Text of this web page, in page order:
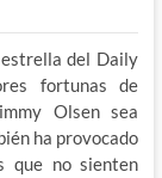
del Daily
fortunas de
Olsen sea
ha provocado
que no sienten